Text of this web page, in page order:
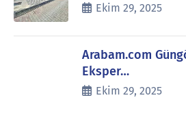
Ekim 29, 2025
Arabam.com
Eksper…
Ekim 29, 2025